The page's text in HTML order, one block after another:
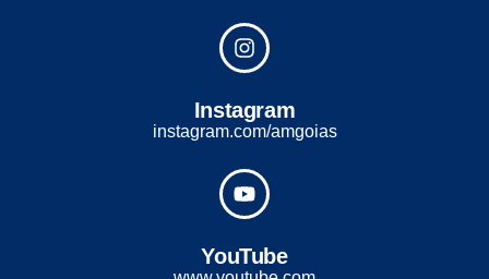
Instagram
instagram.com/amgoias
YouTube